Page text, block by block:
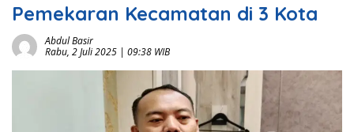
Pemekaran Kecamatan di 3 Kota
Abdul Basir
Rabu, 2 Juli 2025 | 09:38 WIB